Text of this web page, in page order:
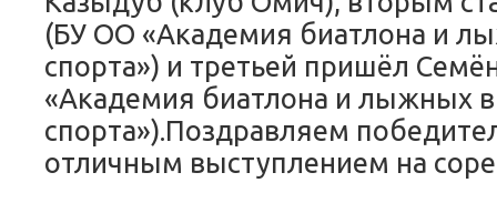
(БУ ОО «Академия биатлона и
спорта») и третьей пришёл
«Академия биатлона и лыжных
спорта»).Поздравляем
отличным выступлением на